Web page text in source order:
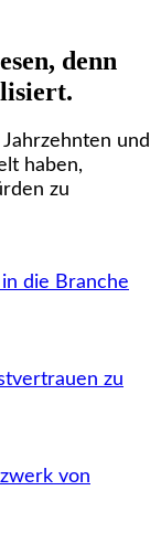
denn
und
haben,
zu
die Branche
zu
von